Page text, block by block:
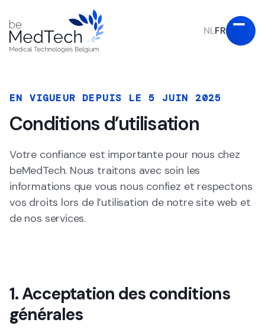
NLFR
EN VIGUEUR DEPUIS LE 5 JUIN 2025
Conditions d’utilisation
Votre confiance est importante pour nous chez
beMedTech. Nous traitons avec soin les
informations que vous nous confiez et respectons
vos droits lors de l’utilisation de notre site web et
de nos services.
1. Acceptation des conditions
générales